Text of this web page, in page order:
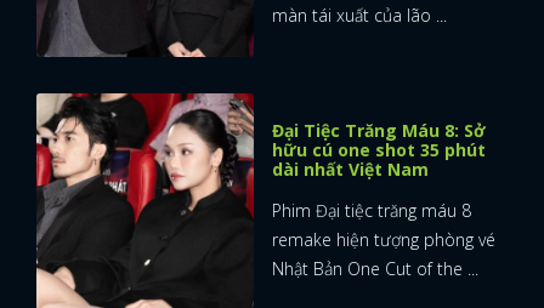
màn tái xuất của lão ...
Đại Tiệc Trăng Máu 8: Sở
hữu cú one shot 35 phút
dài nhất Việt Nam
Phim Đại tiệc trăng máu 8
remake hiện tượng phòng vé
Nhật Bản One Cut of the ...